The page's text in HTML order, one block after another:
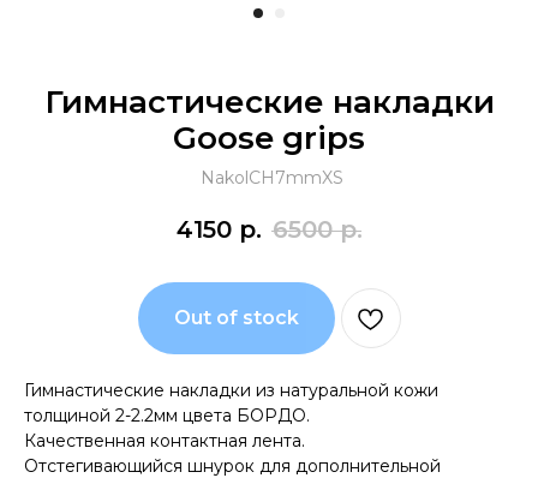
Гимнастические накладки
Goose grips
NakolCH7mmXS
4150 р. 6500 р.
Out of stock
Гимнастические накладки из натуральной кожи
толщиной 2-2.2мм цвета БОРДО.
Качественная контактная лента.
Отстегивающийся шнурок для дополнительной